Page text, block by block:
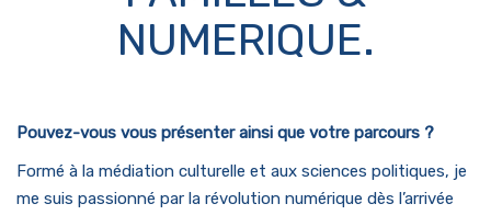
NUMERIQUE.
Pouvez-vous vous présenter ainsi que votre parcours ?
Formé à la médiation culturelle et aux sciences politiques, je
me suis passionné par la révolution numérique dès l’arrivée